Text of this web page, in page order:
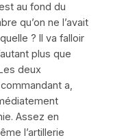
au fond du
qu’on ne l’avait
? Il va falloir
plus que
deux
a,
Assez en
l’artillerie